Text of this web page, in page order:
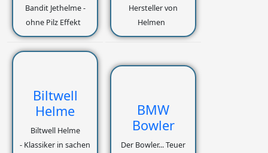
Bandit Jethelme -
ohne Pilz Effekt
Hersteller von
Helmen
Biltwell
Helme
Biltwell Helme
- Klassiker in sachen
BMW
Bowler
Der Bowler... Teuer